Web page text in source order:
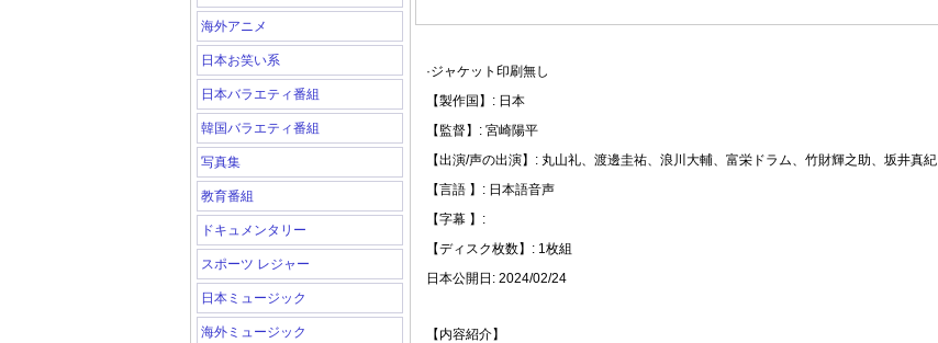
海外アニメ
日本お笑い系
日本バラエティ番組
韓国バラエティ番組
写真集
教育番組
ドキュメンタリー
スポーツ レジャー
日本ミュージック
海外ミュージック
·ジャケット印刷無し
【製作国】: 日本
【監督】: 宮崎陽平
【出演/声の出演】: 丸山礼、渡邊圭祐、浪川大輔、富栄ドラム、竹財輝之助、坂井真紀
【言語 】: 日本語音声
【字幕 】:
【ディスク枚数】: 1枚組
日本公開日: 2024/02/24
【内容紹介】